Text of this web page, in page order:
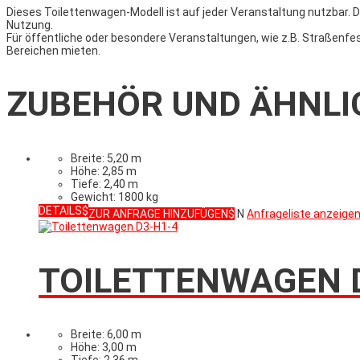
Dieses Toilettenwagen-Mod­ell ist auf jeder Ver­anstal­tung nutzbar.
Nutzung.
Für öffentliche oder besondere Veranstaltungen, wie z.B.
Bereichen mieten.
ZUBEHÖR UND
Breite: 5,20 m
Höhe: 2,85 m
Tiefe: 2,40 m
Gewicht: 1800 kg
DETAILS
ZUR ANFRAGE HINZUFÜGEN N Anfrageliste anzeigen
Breite: 6,00 m
Höhe: 3,00 m